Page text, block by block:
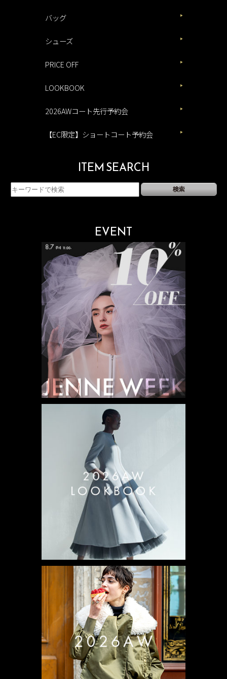
バッグ
シューズ
PRICE OFF
LOOKBOOK
2026AWコート先行予約会
【EC限定】ショートコート予約会
ITEM SEARCH
EVENT